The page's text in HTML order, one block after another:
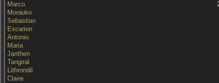
Marco
Morauko
Sebastian
Escarion
Antonio
Maria
Janthen
Tangiral
Lithrondil
Claire